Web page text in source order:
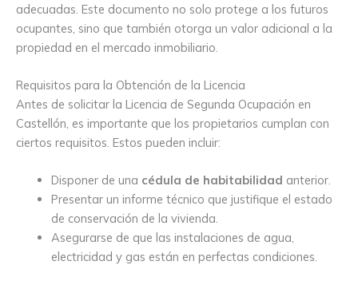
adecuadas. Este documento no solo protege a los futuros
ocupantes, sino que también otorga un valor adicional a la
propiedad en el mercado inmobiliario.
Requisitos para la Obtención de la Licencia
Antes de solicitar la Licencia de Segunda Ocupación en
Castellón, es importante que los propietarios cumplan con
ciertos requisitos. Estos pueden incluir:
Disponer de una cédula de habitabilidad anterior.
Presentar un informe técnico que justifique el estado
de conservación de la vivienda.
Asegurarse de que las instalaciones de agua,
electricidad y gas están en perfectas condiciones.